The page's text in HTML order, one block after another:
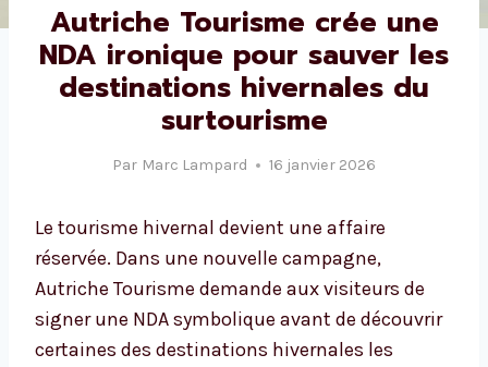
Autriche Tourisme crée une
NDA ironique pour sauver les
destinations hivernales du
surtourisme
Par Marc Lampard 16 janvier 2026
Le tourisme hivernal devient une affaire
réservée. Dans une nouvelle campagne,
Autriche Tourisme demande aux visiteurs de
signer une NDA symbolique avant de découvrir
certaines des destinations hivernales les